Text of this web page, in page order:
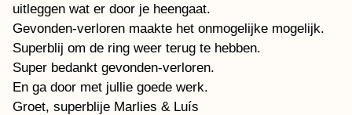
uitleggen wat er door je heengaat.
Gevonden-verloren maakte het onmogelijke mogelijk.
Superblij om de ring weer terug te hebben.
Super bedankt gevonden-verloren.
En ga door met jullie goede werk.
Groet, superblije Marlies & Luís